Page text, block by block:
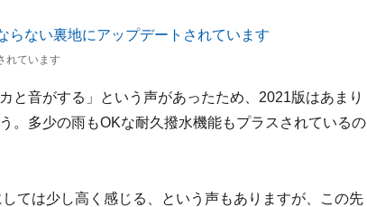
れています
と音がする」という声があったため、2021版はあまり
。多少の雨もOKな耐久撥水機能もプラスされているの
ては少し高く感じる、という声もありますが、この先